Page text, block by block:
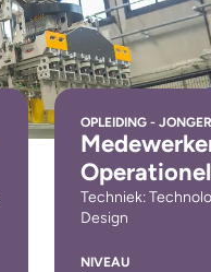
OPLEIDING -
Techniek:
Design
NIVEAU